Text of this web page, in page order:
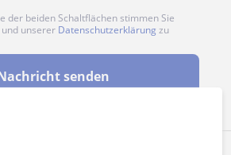
der beiden Schaltflächen stimmen Sie
und unserer Datenschutzerklärung zu
senden